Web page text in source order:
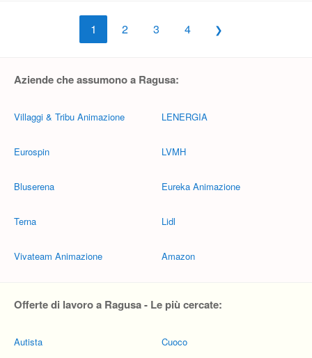
1 2 3 4
Aziende che assumono a Ragusa:
Villaggi & Tribu Animazione
Eurospin
Bluserena
Terna
Vivateam Animazione
LENERGIA
LVMH
Eureka Animazione
Lidl
Amazon
Offerte di lavoro a Ragusa - Le più cercate:
Autista Cuoco